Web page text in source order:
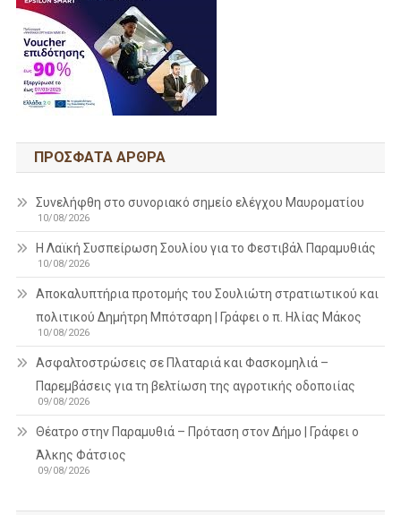
ΠΡΌΣΦΑΤΑ ΆΡΘΡΑ
Συνελήφθη στο συνοριακό σημείο ελέγχου Μαυροματίου
10/08/2026
Η Λαϊκή Συσπείρωση Σουλίου για το Φεστιβάλ Παραμυθιάς
10/08/2026
Aποκαλυπτήρια προτομής του Σουλιώτη στρατιωτικού και
πολιτικού Δημήτρη Μπότσαρη | Γράφει ο π. Ηλίας Μάκος
10/08/2026
Ασφαλτοστρώσεις σε Πλαταριά και Φασκομηλιά –
Παρεμβάσεις για τη βελτίωση της αγροτικής οδοποιίας
09/08/2026
Θέατρο στην Παραμυθιά – Πρόταση στον Δήμο | Γράφει ο
Άλκης Φάτσιος
09/08/2026